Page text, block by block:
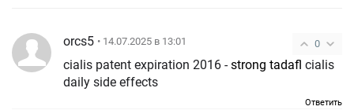
0
orcs5 • 14.07.2025 в 13:01
cialis patent expiration 2016 -strong tadafl cialis
daily side effects
Ответить